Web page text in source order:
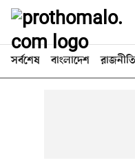
সর্বশেষ বাংলাদেশ রাজনীতি